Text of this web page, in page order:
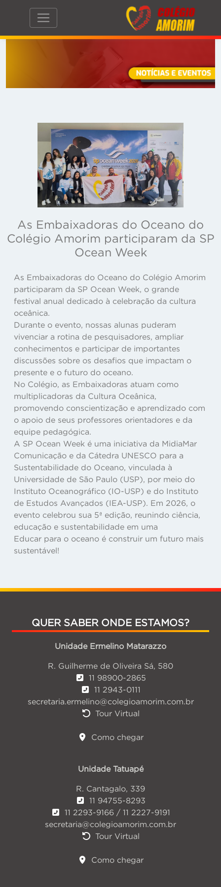
As Embaixadoras do Oceano do
Colégio Amorim participaram da SP
Ocean Week
As Embaixadoras do Oceano do Colégio Amorim
participaram da SP Ocean Week, o grande
festival anual dedicado à celebração da cultura
oceânica.
Durante o evento, nossas alunas puderam
vivenciar a rotina de pesquisadores, ampliar
conhecimentos e participar de importantes
discussões sobre os desafios que impactam o
presente e o futuro do oceano.
No Colégio, as Embaixadoras atuam como
multiplicadoras da Cultura Oceânica,
promovendo conscientização e aprendizado com
o apoio de seus professores orientadores e da
equipe pedagógica.
A SP Ocean Week é uma iniciativa da MidiaMar
Comunicação e da Cátedra UNESCO para a
Sustentabilidade do Oceano, vinculada à
Universidade de São Paulo (USP), por meio do
Instituto Oceanográfico (IO-USP) e do Instituto
de Estudos Avançados (IEA-USP). Em 2026, o
evento celebrou sua 5ª edição, reunindo ciência,
educação e sustentabilidade em uma
Educar para o oceano é construir um futuro mais
sustentável!
QUER SABER ONDE ESTAMOS?
Unidade Ermelino Matarazzo
R. Guilherme de Oliveira Sá, 580
11 98900-2865
11 2943-0111
secretaria.ermelino@colegioamorim.com.br
Tour Virtual
Como chegar
Unidade Tatuapé
R. Cantagalo, 339
11 94755-8293
11 2293-9166 / 11 2227-9191
secretaria@colegioamorim.com.br
Tour Virtual
Como chegar